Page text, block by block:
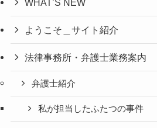
WHAT’S NEW
ようこそ＿サイト紹介
法律事務所・弁護士業務案内
弁護士紹介
私が担当したふたつの事件